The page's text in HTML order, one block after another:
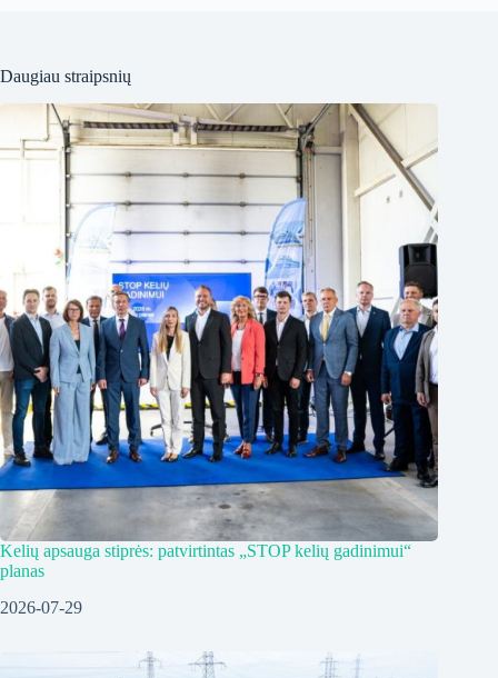
Daugiau straipsnių
Kelių apsauga stiprės: patvirtintas „STOP kelių gadinimui“
planas
2026-07-29